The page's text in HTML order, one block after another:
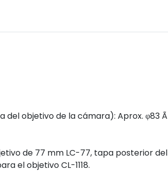
objetivo de la cámara): Aprox. φ83 Ã
de 77 mm LC-77, tapa posterior del
el objetivo CL-1118.